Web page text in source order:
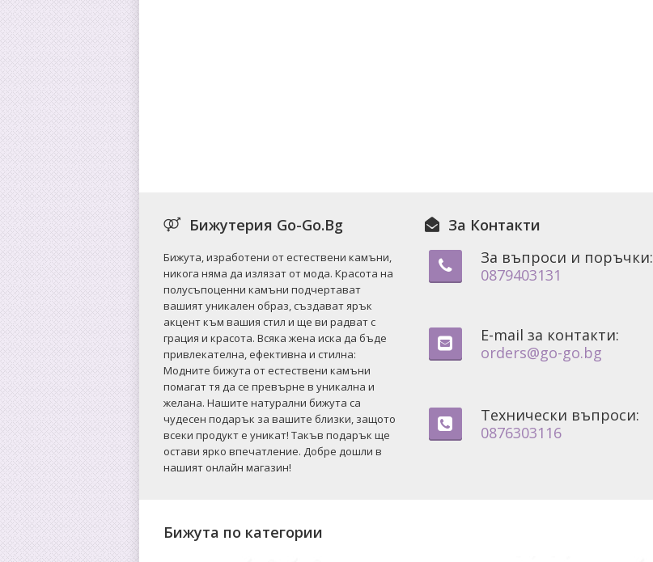
Бижутерия Go-Go.Bg
Бижута, изработени от естествени камъни,
никога няма да излязат от мода. Красота на
полусъпоценни камъни подчертават
вашият уникален образ, създават ярък
акцент към вашия стил и ще ви радват с
грация и красота. Всяка жена иска да бъде
привлекателна, ефективна и стилна:
Mодните бижута от естествени камъни
помагат тя да се превърне в уникална и
желана. Нашите натурални бижута са
чудесен подарък за вашите близки, защото
всеки продукт е уникат! Такъв подарък ще
остави ярко впечатление. Добре дошли в
нашият онлайн магазин!
За Контакти
За въпроси и поръчки:
0879403131
E-mail за контакти:
orders@go-go.bg
Технически въпроси:
0876303116
Бижута по категории